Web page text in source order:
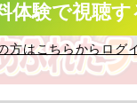
体験で視聴す
方はこちらからログ